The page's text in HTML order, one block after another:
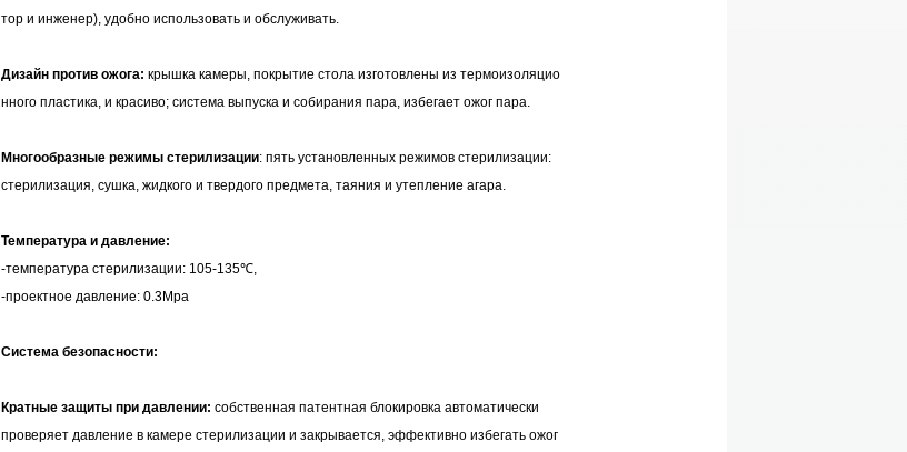
тор и инженер), удобно использовать и обслуживать.
Дизайн против ожога:крышка камеры, покрытие стола изготовлены из термоизоляцио
нного пластика, и красиво; система выпуска и собирания пара, избегает ожог пара.
Многообразные режимы стерилизации: пять установленных режимов стерилизации:
стерилизация, сушка, жидкого и твердого предмета, таяния и утепление агара.
Температура и давление:
-температура стерилизации: 105-135℃,
-проектное давление: 0.3Mpa
Система безопасности:
Кратные защиты при давлении:собственная патентная блокировка автоматически
проверяет давление в камере стерилизации и закрывается, эффективно избегать ожог